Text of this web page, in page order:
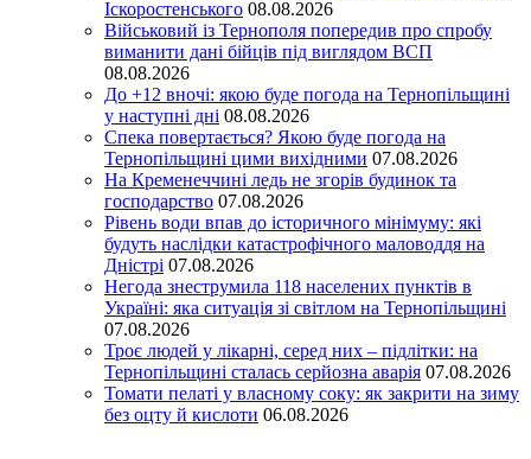
Іскоростенського 08.08.2026
Військовий із Тернополя попередив про спробу
виманити дані бійців під виглядом ВСП
08.08.2026
До +12 вночі: якою буде погода на Тернопільщині
у наступні дні 08.08.2026
Спека повертається? Якою буде погода на
Тернопільщині цими вихідними 07.08.2026
На Кременеччині ледь не згорів будинок та
господарство 07.08.2026
Рівень води впав до історичного мінімуму: які
будуть наслідки катастрофічного маловоддя на
Дністрі 07.08.2026
Негода знеструмила 118 населених пунктів в
Україні: яка ситуація зі світлом на Тернопільщині
07.08.2026
Троє людей у лікарні, серед них – підлітки: на
Тернопільщині сталась серйозна аварія 07.08.2026
Томати пелаті у власному соку: як закрити на зиму
без оцту й кислоти 06.08.2026